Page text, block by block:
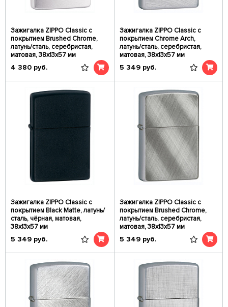
Зажигалка ZIPPO Classic с
покрытием Brushed Chrome,
латунь/сталь, серебристая,
матовая, 38x13x57 мм
4 380 руб.
Зажигалка ZIPPO Classic с
покрытием Chrome Arch,
латунь/сталь, серебристая,
матовая, 38x13x57 мм
5 349 руб.
Зажигалка ZIPPO Classic с
покрытием Black Matte, латунь/
сталь, чёрная, матовая,
38x13x57 мм
5 349 руб.
Зажигалка ZIPPO Classic с
покрытием Brushed Chrome,
латунь/сталь, серебристая,
матовая, 38x13x57 мм
5 349 руб.